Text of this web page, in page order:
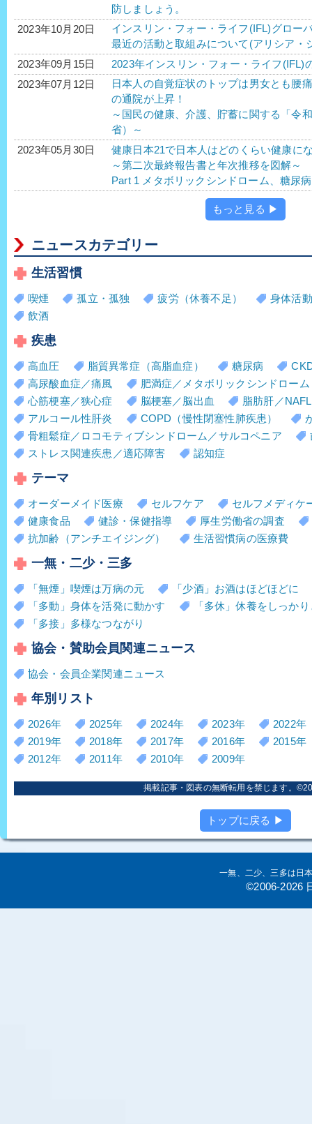
防しましょう。
2023年10月20日
インスリン・フォー・ライフ(IFL)グロー
最近の活動と取組みについて(アリシア・
2023年09月15日
2023年インスリン・フォー・ライフ(IFL)
2023年07月12日
日本人の自覚症状のトップは男女とも腰
の通院が上昇！
～国民の健康、介護、貯蓄に関する「令
省）～
2023年05月30日
健康日本21で日本人はどのくらい健康に
～第二次最終報告書と年次推移を図解～
Part 1 メタボリックシンドローム、糖尿
もっと見る ▶
ニュースカテゴリー
生活習慣
喫煙 孤立・孤独 疲労（休養不足）
身体活
飲酒
疾患
高血圧 脂質異常症（高脂血症） 糖尿病
高尿酸血症／痛風
肥満症／メタボリックシンドローム
心筋梗塞／狭心症
脳梗塞／脳出血
脂肪肝／
アルコール性肝炎
COPD（慢性閉塞性肺疾患）
骨粗鬆症／ロコモティブシンドローム／サルコペニア
ストレス関連疾患／適応障害
認知症
テーマ
オーダーメイド医療 セルフケア
セルフメディケ
健康食品
健診・保健指導
厚生労働省の調査
抗加齢（アンチエイジング）
生活習慣病の医療費
一無・二少・三多
「無煙」喫煙は万病の元
「少酒」お酒はほどほどに
「多動」身体を活発に動かす
「多休」休養をしっか
「多接」多様なつながり
協会・賛助会員関連ニュース
協会・会員企業関連ニュース
年別リスト
2026年 2025年 2024年 2023年
2022年
2019年
2018年 2017年 2016年
2015年
2012年
2011年 2010年 2009年
掲載記事・図表の無断転用を禁じます。
トップに戻る ▶
一無、二少、三多は日
©2006-2026